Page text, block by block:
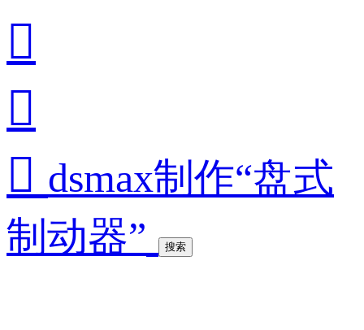


 dsmax制作“盘式
制动器”
搜索